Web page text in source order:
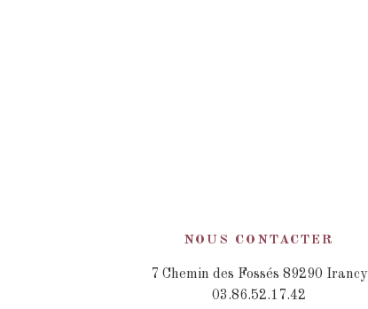
NOUS CONTACTER
7 Chemin des Fossés 89290 Irancy
03.86.52.17.42